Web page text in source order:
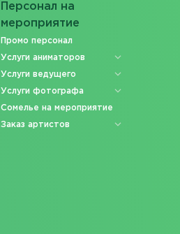
Персонал на
мероприятие
Промо персонал
Услуги аниматоров
Услуги ведущего
Услуги фотографа
Сомелье на мероприятие
Заказ артистов